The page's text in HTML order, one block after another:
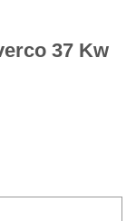
37 Kw